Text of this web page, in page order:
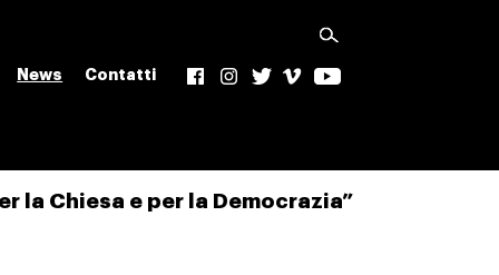
News Contatti f Ig v yt
la Chiesa e per la Democrazia”